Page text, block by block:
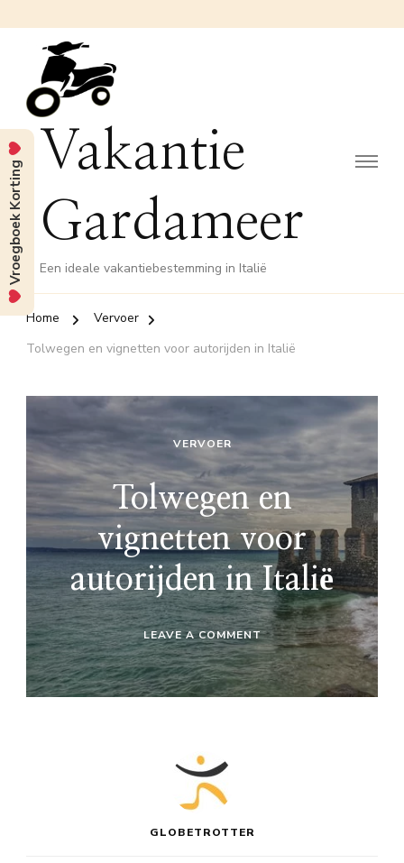
Vakantie
Gardameer
Een ideale vakantiebestemming in Italië
Home
Vervoer
Tolwegen en vignetten voor autorijden in Italië
VERVOER
Tolwegen en
vignetten voor
autorijden in Italië
LEAVE A COMMENTON
TOLWEGEN
EN
VIGNETTEN
VOOR
GLOBETROTTER
Vroegboek Korting